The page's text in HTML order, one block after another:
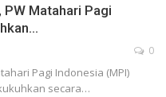
Matahari Pagi
0
Pagi Indonesia (MPI)
secara…